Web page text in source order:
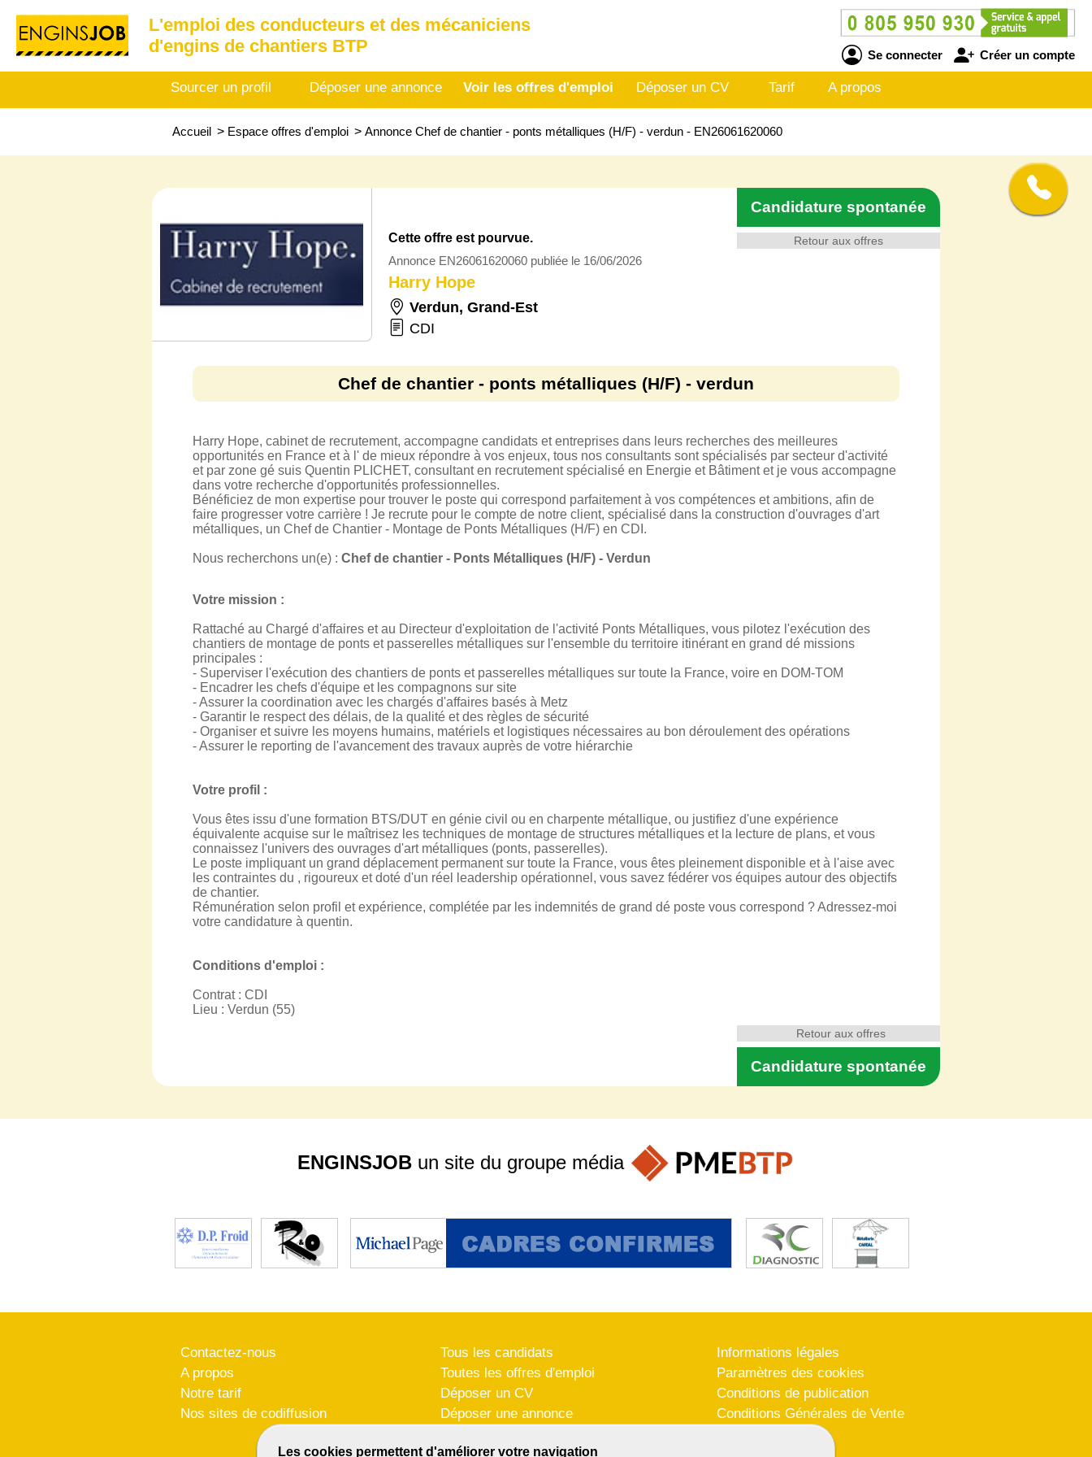
L'emploi des conducteurs et des mécaniciens
d'engins de chantiers BTP
Se connecter Créer un compte
Sourcer un profil Déposer une annonce Voir les offres d'emploi Déposer un CV Tarif A propos
Accueil > Espace offres d'emploi > Annonce Chef de chantier - ponts métalliques (H/F) - verdun - EN26061620060
Retour aux offres
Candidature spontanée
Cette offre est pourvue.
Annonce EN26061620060 publiée le 16/06/2026
Harry Hope
Verdun, Grand-Est
CDI
Chef de chantier - ponts métalliques (H/F) - verdun
Harry Hope, cabinet de recrutement, accompagne candidats et entreprises dans leurs recherches des meilleures
opportunités en France et à l' de mieux répondre à vos enjeux, tous nos consultants sont spécialisés par secteur d'activité
et par zone gé suis Quentin PLICHET, consultant en recrutement spécialisé en Energie et Bâtiment et je vous accompagne
dans votre recherche d'opportunités professionnelles.
Bénéficiez de mon expertise pour trouver le poste qui correspond parfaitement à vos compétences et ambitions, afin de
faire progresser votre carrière ! Je recrute pour le compte de notre client, spécialisé dans la construction d'ouvrages d'art
métalliques, un Chef de Chantier - Montage de Ponts Métalliques (H/F) en CDI.
Nous recherchons un(e) : Chef de chantier - Ponts Métalliques (H/F) - Verdun
Votre mission :
Rattaché au Chargé d'affaires et au Directeur d'exploitation de l'activité Ponts Métalliques, vous pilotez l'exécution des
chantiers de montage de ponts et passerelles métalliques sur l'ensemble du territoire itinérant en grand dé missions
principales :
- Superviser l'exécution des chantiers de ponts et passerelles métalliques sur toute la France, voire en DOM-TOM
- Encadrer les chefs d'équipe et les compagnons sur site
- Assurer la coordination avec les chargés d'affaires basés à Metz
- Garantir le respect des délais, de la qualité et des règles de sécurité
- Organiser et suivre les moyens humains, matériels et logistiques nécessaires au bon déroulement des opérations
- Assurer le reporting de l'avancement des travaux auprès de votre hiérarchie
Votre profil :
Vous êtes issu d'une formation BTS/DUT en génie civil ou en charpente métallique, ou justifiez d'une expérience
équivalente acquise sur le maîtrisez les techniques de montage de structures métalliques et la lecture de plans, et vous
connaissez l'univers des ouvrages d'art métalliques (ponts, passerelles).
Le poste impliquant un grand déplacement permanent sur toute la France, vous êtes pleinement disponible et à l'aise avec
les contraintes du , rigoureux et doté d'un réel leadership opérationnel, vous savez fédérer vos équipes autour des objectifs
de chantier.
Rémunération selon profil et expérience, complétée par les indemnités de grand dé poste vous correspond ? Adressez-moi
votre candidature à quentin.
Conditions d'emploi :
Contrat : CDI
Lieu : Verdun (55)
Candidature spontanée
Retour aux offres
Les cookies permettent d'améliorer votre navigation
ENGINSJOB un site du groupe média
Contactez-nous
A propos
Notre tarif
Nos sites de codiffusion
Tous les candidats
Toutes les offres d'emploi
Déposer un CV
Déposer une annonce
Informations légales
Paramètres des cookies
Conditions de publication
Conditions Générales de Vente